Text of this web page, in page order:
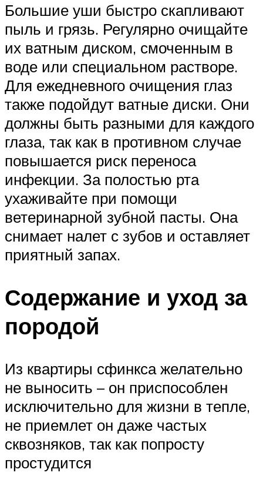
Большие уши быстро скапливают
пыль и грязь. Регулярно очищайте
их ватным диском, смоченным в
воде или специальном растворе.
Для ежедневного очищения глаз
также подойдут ватные диски. Они
должны быть разными для каждого
глаза, так как в противном случае
повышается риск переноса
инфекции. За полостью рта
ухаживайте при помощи
ветеринарной зубной пасты. Она
снимает налет с зубов и оставляет
приятный запах.
Содержание и уход за
породой
Из квартиры сфинкса желательно
не выносить – он приспособлен
исключительно для жизни в тепле,
не приемлет он даже частых
сквозняков, так как попросту
простудится